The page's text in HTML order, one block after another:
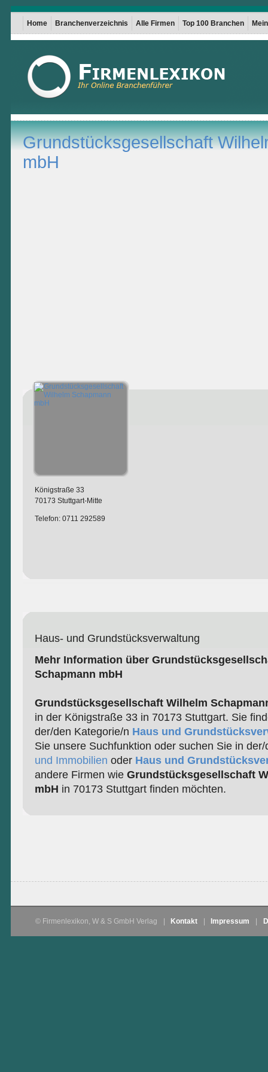
Home Branchenverzeichnis Alle Firmen Top 100 Branchen
Grundstücksgesellschaft
mbH
Königstraße 33
70173 Stuttgart-Mitte
Telefon: 0711 292589
Haus- und Grundstücksverwaltung
Mehr Information über
Schapmann mbH
Grundstücksgesellschaft Wilhelm
in der Königstraße 33 in 70173 Stuttgart. Sie
der/den Kategorie/n Haus und
Sie unsere Suchfunktion oder suchen Sie in
und Immobilien oder Haus und
andere Firmen wie Grundstücksgesellschaft
mbH in 70173 Stuttgart finden möchten.
© Firmenlexikon, W & S GmbH Verlag Kontakt Impressum